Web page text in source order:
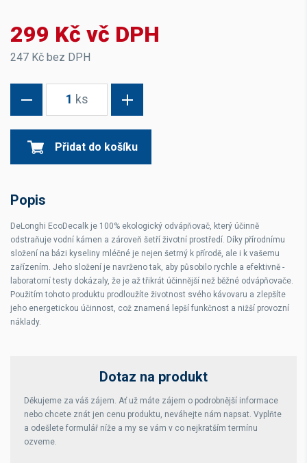
299 Kč vč DPH
247 Kč bez DPH
1 ks
Přidat do košíku
Popis
DeLonghi EcoDecalk je 100% ekologický odvápňovač, který účinně
odstraňuje vodní kámen a zároveň šetří životní prostředí. Díky přírodnímu
složení na bázi kyseliny mléčné je nejen šetrný k přírodě, ale i k vašemu
zařízením. Jeho složení je navrženo tak, aby působilo rychle a efektivně -
laboratorní testy dokázaly, že je až třikrát účinnější než běžné odvápňovače.
Použitím tohoto produktu prodloužíte životnost svého kávovaru a zlepšíte
jeho energetickou účinnost, což znamená lepší funkčnost a nižší provozní
náklady.
Dotaz na produkt
Děkujeme za váš zájem. Ať už máte zájem o podrobnější informace
nebo chcete znát jen cenu produktu, neváhejte nám napsat. Vyplňte
a odešlete formulář níže a my se vám v co nejkratším termínu
ozveme.